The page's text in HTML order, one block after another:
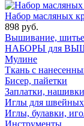
Набор масляных
898 руб.
Вышивание, шитье
НАБОРЫ для
Мулине
Ткань с
Бисер, пайетки
Заплатки,
Иглы для
Иглы, булавки,
Инструменты